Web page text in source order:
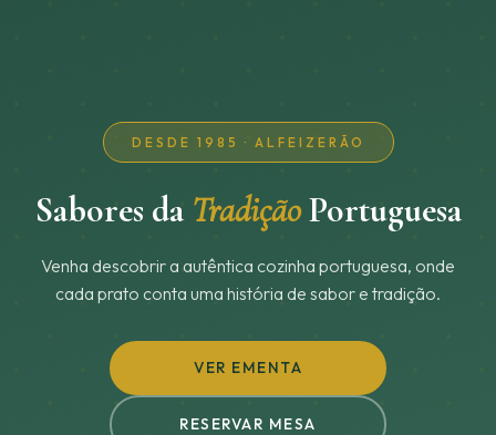
DESDE 1985 · ALFEIZERÃO
Sabores da TradiçãoPortuguesa
Venha descobrir a autêntica cozinha portuguesa, onde
cada prato conta uma história de sabor e tradição.
VER EMENTA
RESERVAR MESA